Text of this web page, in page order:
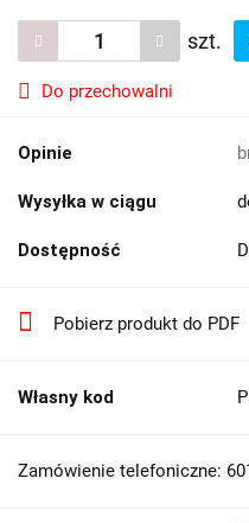
szt.
Do przechowalni
Opinie
Wysyłka w ciągu
Dostępność
Pobierz produkt do PDF
Własny kod
Zamówienie telefoniczne: